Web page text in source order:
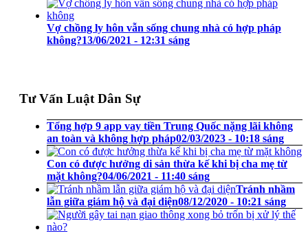
Vợ chồng ly hôn vẫn sống chung nhà có hợp pháp
không?13/06/2021 - 12:31 sáng
Tư Vấn Luật Dân Sự
Tổng hợp 9 app vay tiền Trung Quốc nặng lãi không
an toàn và không hợp pháp02/03/2023 - 10:18 sáng
Con có được hưởng di sản thừa kế khi bị cha mẹ từ
mặt không?04/06/2021 - 11:40 sáng
Tránh nhầm
lẫn giữa giám hộ và đại diện08/12/2020 - 10:21 sáng